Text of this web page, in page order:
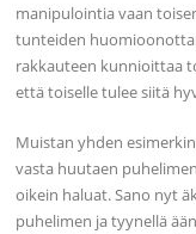
manipulointia vaan
tunteiden
rakkauteen kunnioittaa
että toiselle tulee siitä
Muistan yhden
vasta huutaen
oikein haluat. Sano nyt
puhelimen ja tyynellä